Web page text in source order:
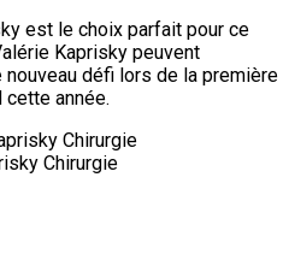
est le choix parfait pour ce
Kaprisky peuvent
nouveau défi lors de la première
année.
Chirurgie